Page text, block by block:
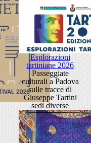
Esplorazioni
tartiniane 2026
Passeggiate
culturali a Padova
sulle tracce di
Giuseppe Tartini
sedi diverse